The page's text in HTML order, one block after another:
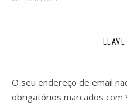
O seu endereço de email
obrigatórios marcados com